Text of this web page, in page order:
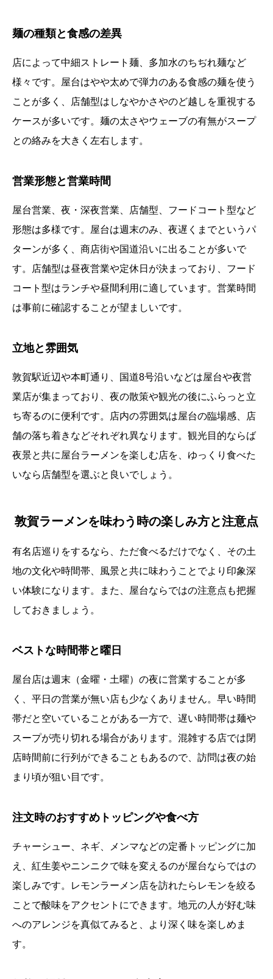
麺の種類と食感の差異
店によって中細ストレート麺、多加水のちぢれ麺など
様々です。屋台はやや太めで弾力のある食感の麺を使う
ことが多く、店舗型はしなやかさやのど越しを重視する
ケースが多いです。麺の太さやウェーブの有無がスープ
との絡みを大きく左右します。
営業形態と営業時間
屋台営業、夜・深夜営業、店舗型、フードコート型など
形態は多様です。屋台は週末のみ、夜遅くまでというパ
ターンが多く、商店街や国道沿いに出ることが多いで
す。店舗型は昼夜営業や定休日が決まっており、フード
コート型はランチや昼間利用に適しています。営業時間
は事前に確認することが望ましいです。
立地と雰囲気
敦賀駅近辺や本町通り、国道8号沿いなどは屋台や夜営
業店が集まっており、夜の散策や観光の後にふらっと立
ち寄るのに便利です。店内の雰囲気は屋台の臨場感、店
舗の落ち着きなどそれぞれ異なります。観光目的ならば
夜景と共に屋台ラーメンを楽しむ店を、ゆっくり食べた
いなら店舗型を選ぶと良いでしょう。
敦賀ラーメンを味わう時の楽しみ方と注意点
有名店巡りをするなら、ただ食べるだけでなく、その土
地の文化や時間帯、風景と共に味わうことでより印象深
い体験になります。また、屋台ならではの注意点も把握
しておきましょう。
ベストな時間帯と曜日
屋台店は週末（金曜・土曜）の夜に営業することが多
く、平日の営業が無い店も少なくありません。早い時間
帯だと空いていることがある一方で、遅い時間帯は麺や
スープが売り切れる場合があります。混雑する店では閉
店時間前に行列ができることもあるので、訪問は夜の始
まり頃が狙い目です。
注文時のおすすめトッピングや食べ方
チャーシュー、ネギ、メンマなどの定番トッピングに加
え、紅生姜やニンニクで味を変えるのが屋台ならではの
楽しみです。レモンラーメン店を訪れたらレモンを絞る
ことで酸味をアクセントにできます。地元の人が好む味
へのアレンジを真似てみると、より深く味を楽しめま
す。